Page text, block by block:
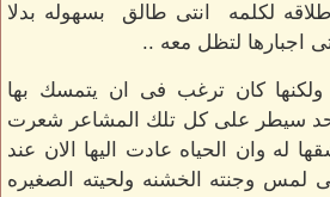
لكلمه انتى طالق بسهوله بدلا
اجبارها لتظل معه ..
كان ترغب فى ان يتمسك بها
سيطر على كل تلك المشاعر شعرت
له وان الحياه عادت اليها الان عند
لمس وجنته الخشنه ولحيته الصغيره